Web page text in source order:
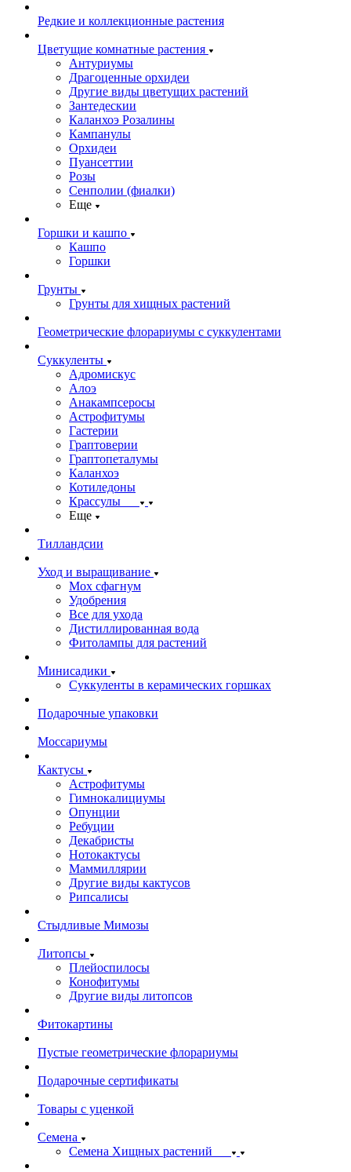
Редкие и коллекционные растения
Цветущие комнатные растения
Антуриумы
Драгоценные орхидеи
Другие виды цветущих растений
Зантедескии
Каланхоэ Розалины
Кампанулы
Орхидеи
Пуансеттии
Розы
Сенполии (фиалки)
Еще
Горшки и кашпо
Кашпо
Горшки
Грунты
Грунты для хищных растений
Геометрические флорариумы с суккулентами
Суккуленты
Адромискус
Алоэ
Анакампсеросы
Астрофитумы
Гастерии
Граптоверии
Граптопеталумы
Каланхоэ
Котиледоны
Крассулы
Еще
Тилландсии
Уход и выращивание
Мох сфагнум
Удобрения
Все для ухода
Дистиллированная вода
Фитолампы для растений
Минисадики
Суккуленты в керамических горшках
Подарочные упаковки
Моссариумы
Кактусы
Астрофитумы
Гимнокалициумы
Опунции
Ребуции
Декабристы
Нотокактусы
Маммиллярии
Другие виды кактусов
Рипсалисы
Стыдливые Мимозы
Литопсы
Плейоспилосы
Конофитумы
Другие виды литопсов
Фитокартины
Пустые геометрические флорариумы
Подарочные сертификаты
Товары с уценкой
Семена
Семена Хищных растений